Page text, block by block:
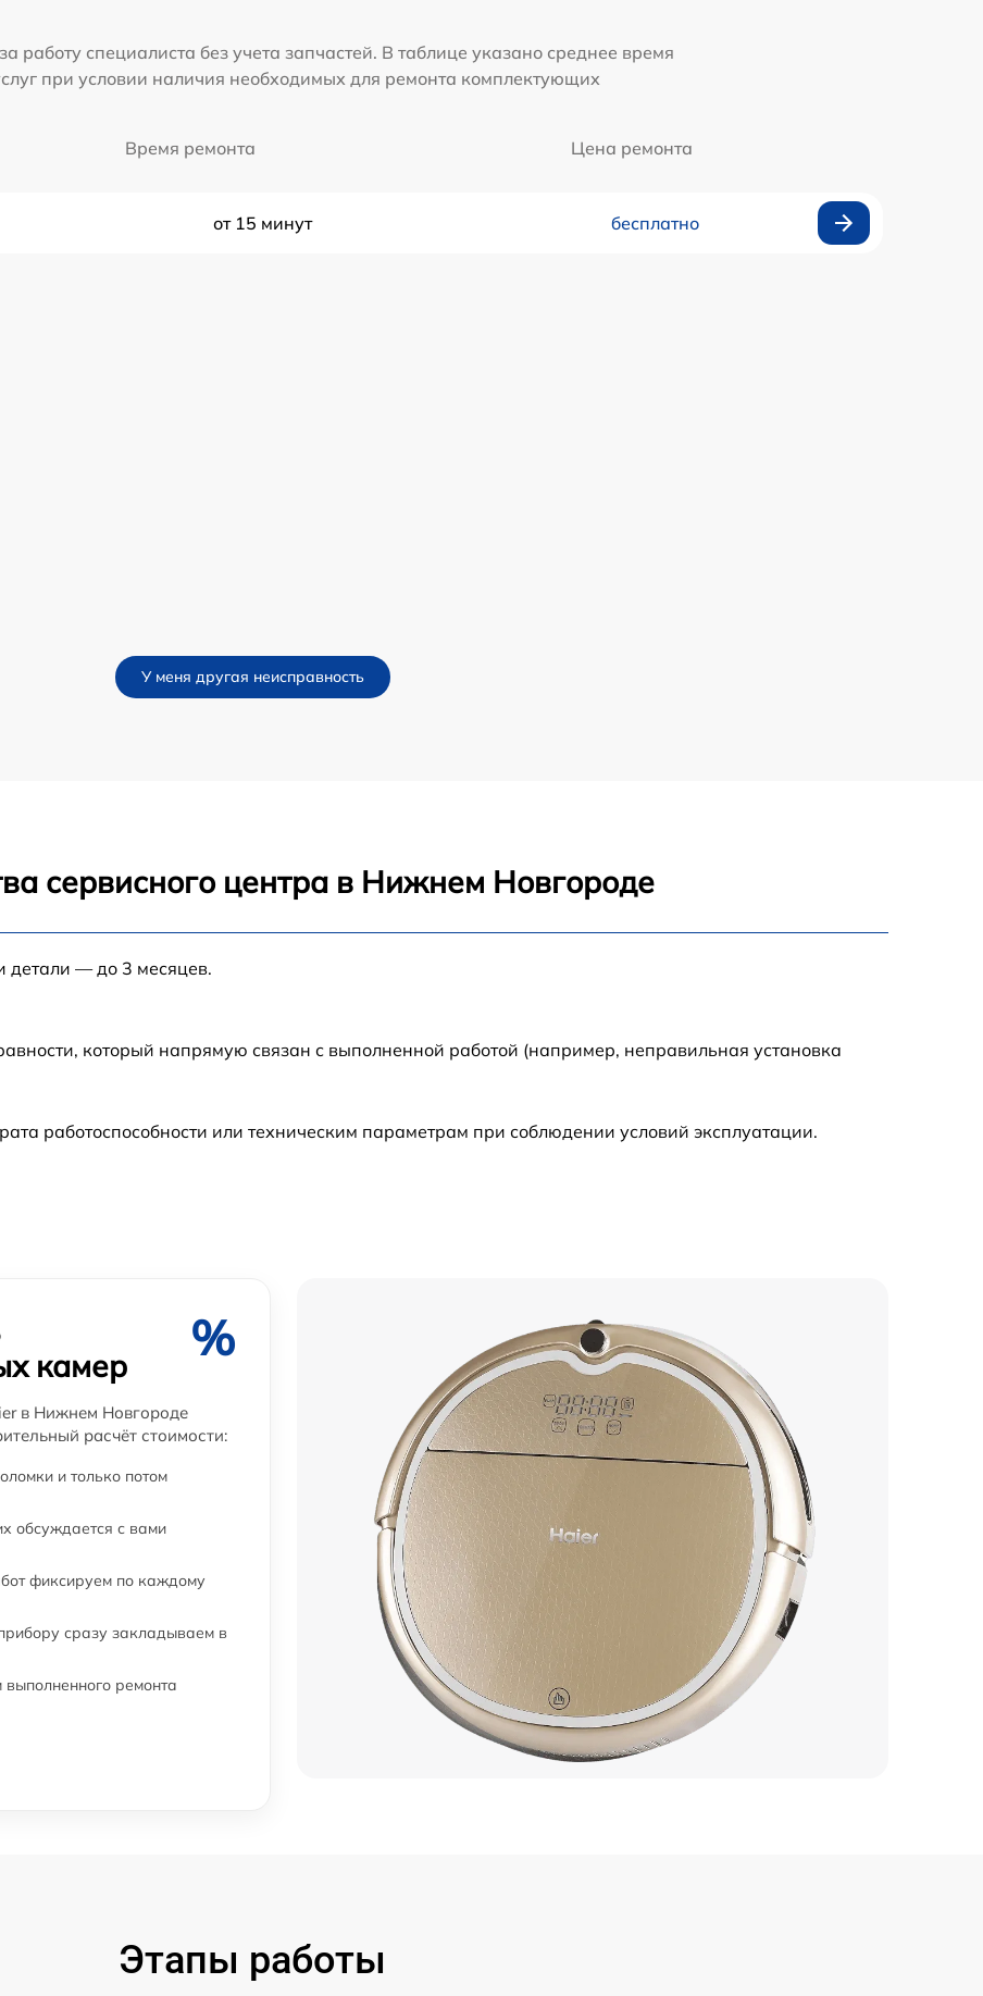
работу специалиста без учета запчастей. В таблице указано среднее время
при условии наличия необходимых для ремонта комплектующих
Время ремонта Цена ремонта
от 15 минут бесплатно
У меня другая неисправность
сервисного центра в Нижнем Новгороде
детали — до 3 месяцев.
который напрямую связан с выполненной работой (например, неправильная установка
работоспособности или техническим параметрам при соблюдении условий эксплуатации.
камер
%
в Нижнем Новгороде
расчёт стоимости:
и только потом
обсуждается с вами
фиксируем по каждому
сразу закладываем в
выполненного ремонта
Этапы работы